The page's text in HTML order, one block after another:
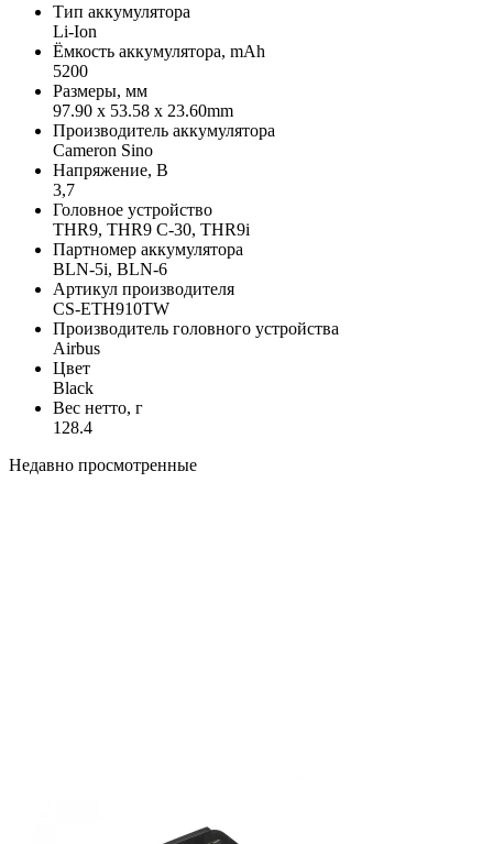
Тип аккумулятора
Li-Ion
Ёмкость аккумулятора, mAh
5200
Размеры, мм
97.90 x 53.58 x 23.60mm
Производитель аккумулятора
Cameron Sino
Напряжение, В
3,7
Головное устройство
THR9, THR9 C-30, THR9i
Партномер аккумулятора
BLN-5i, BLN-6
Артикул производителя
CS-ETH910TW
Производитель головного устройства
Airbus
Цвет
Black
Вес нетто, г
128.4
Недавно просмотренные